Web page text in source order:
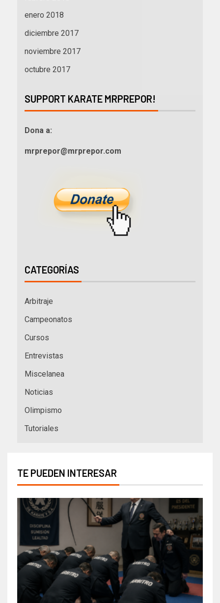
enero 2018
diciembre 2017
noviembre 2017
octubre 2017
SUPPORT KARATE MRPREPOR!
Dona a:
mrprepor@mrprepor.com
CATEGORÍAS
Arbitraje
Campeonatos
Cursos
Entrevistas
Miscelanea
Noticias
Olimpismo
Tutoriales
TE PUEDEN INTERESAR